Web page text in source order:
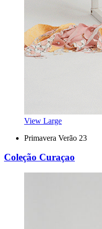
View Large
Primavera Verão 23
Coleção Curaçao